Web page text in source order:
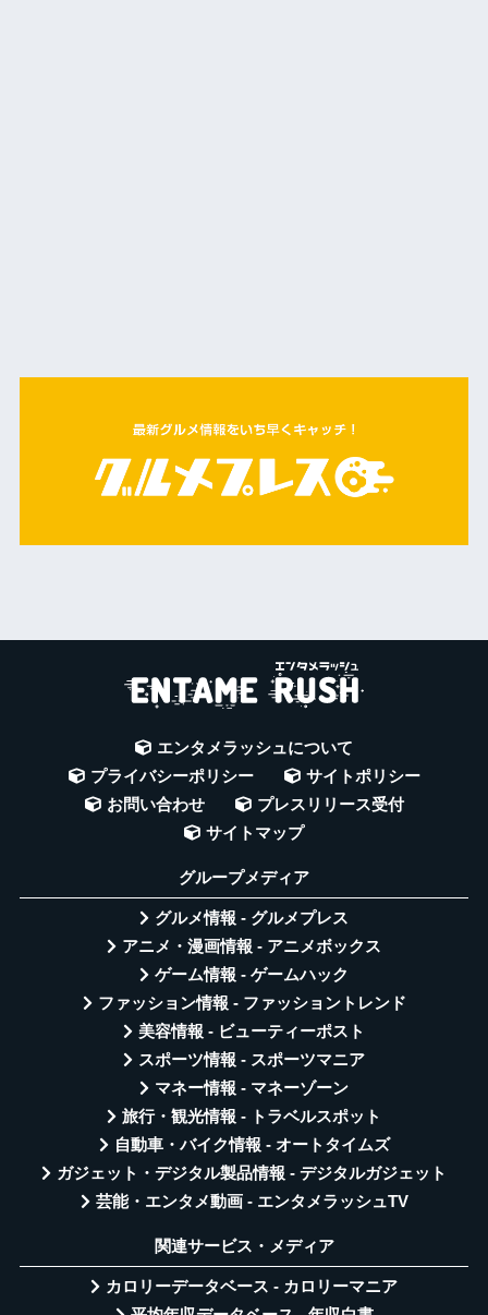
エンタメラッシュについて
プライバシーポリシー
サイトポリシー
お問い合わせ
プレスリリース受付
サイトマップ
グループメディア
グルメ情報 - グルメプレス
アニメ・漫画情報 - アニメボックス
ゲーム情報 - ゲームハック
ファッション情報 - ファッショントレンド
美容情報 - ビューティーポスト
スポーツ情報 - スポーツマニア
マネー情報 - マネーゾーン
旅行・観光情報 - トラベルスポット
自動車・バイク情報 - オートタイムズ
ガジェット・デジタル製品情報 - デジタルガジェット
芸能・エンタメ動画 - エンタメラッシュTV
関連サービス・メディア
カロリーデータベース - カロリーマニア